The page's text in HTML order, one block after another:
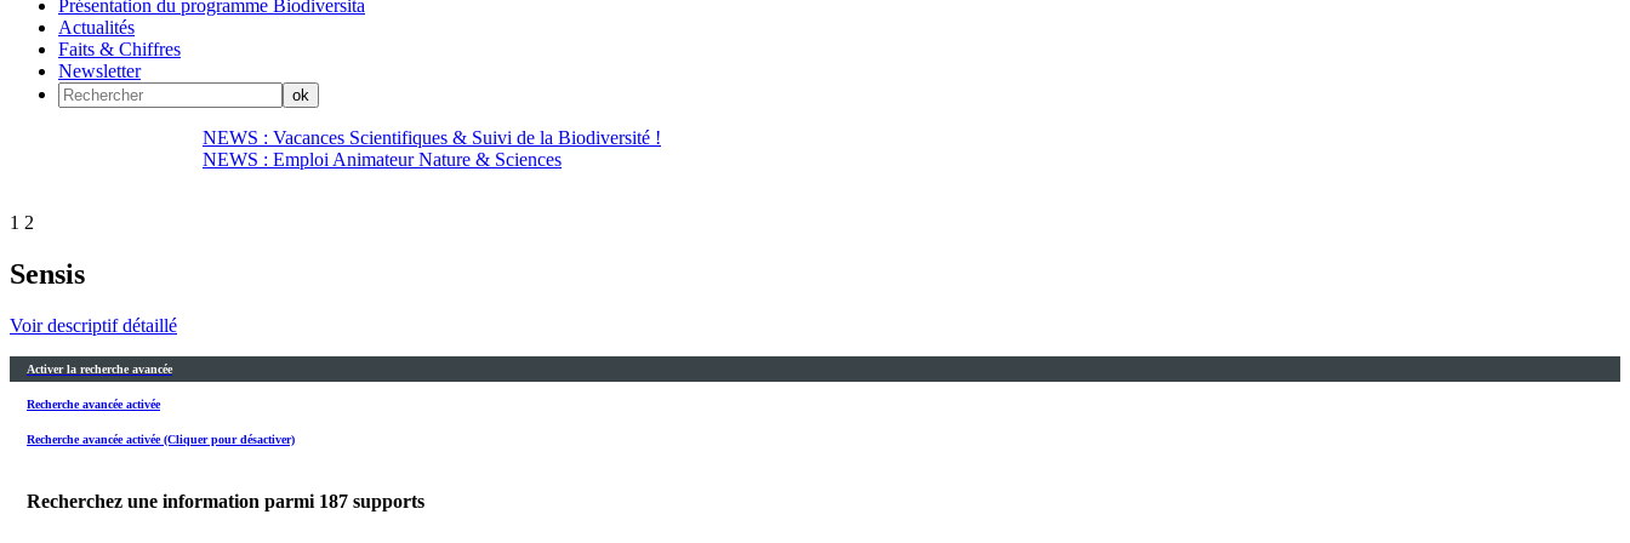
Présentation du programme Biodiversita
Actualités
Faits & Chiffres
Newsletter
NEWS : Vacances Scientifiques & Suivi de la Biodiversité !
NEWS : Emploi Animateur Nature & Sciences
1 2
Sensis
Voir descriptif détaillé
Activer la recherche avancée
Recherche avancée activée
Recherche avancée activée (Cliquer pour désactiver)
Recherchez une information parmi 187 supports